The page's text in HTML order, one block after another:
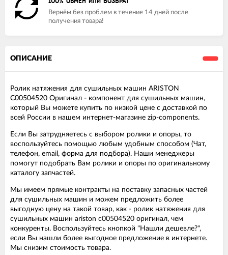
Вернём без проблем в течение 14 дней после
получения товара!
ОПИСАНИЕ
Ролик натяжения для сушильных машин ARISTON
C00504520 Оригинал - компонент для сушильных машин,
который Вы можете купить по низкой цене с доставкой по
всей России в нашем интернет-магазине zip-components.
Если Вы затрудняетесь с выбором ролики и опоры, то
воспользуйтесь помощью любым удобным способом (Чат,
телефон, email, форма для подбора). Наши менеджеры
помогут подобрать Вам ролики и опоры по оригинальному
каталогу запчастей.
Мы имеем прямые контракты на поставку запасных частей
для сушильных машин и можем предложить более
выгодную цену на такой товар, как - ролик натяжения для
сушильных машин ariston c00504520 оригинал, чем
конкуренты. Воспользуйтесь кнопкой "Нашли дешевле?",
если Вы нашли более выгодное предложение в интернете.
Мы снизим стоимость товара.